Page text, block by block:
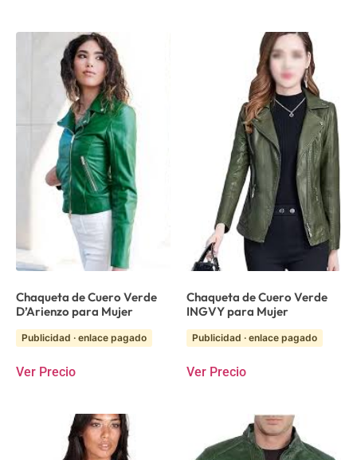
Chaqueta de Cuero Verde
D’Arienzo para Mujer
Publicidad · enlace pagado
Ver Precio
Chaqueta de Cuero Verde
INGVY para Mujer
Publicidad · enlace pagado
Ver Precio